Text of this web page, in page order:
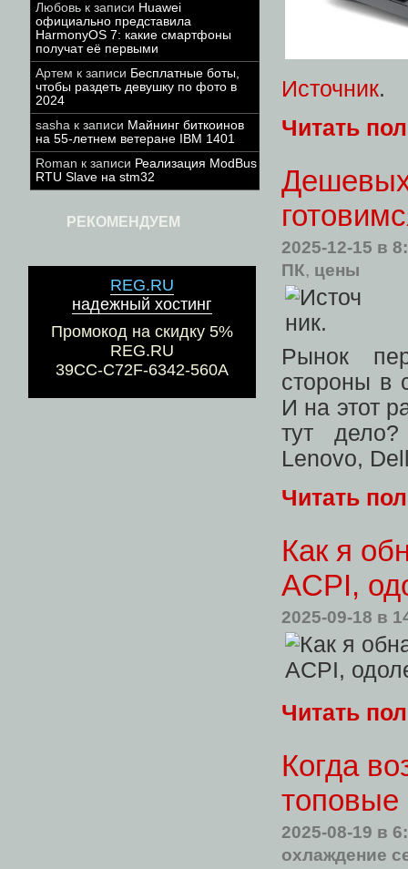
Любовь к записи Huawei
официально представила
HarmonyOS 7: какие смартфоны
получат её первыми
Артем к записи Бесплатные боты,
чтобы раздеть девушку по фото в
2024
sasha к записи Майнинг биткоинов
на 55-летнем ветеране IBM 1401
Roman к записи Реализация ModBus
RTU Slave на stm32
РЕКОМЕНДУЕМ
REG.RU
надежный хостинг
Промокод на скидку 5%
REG.RU
39CC-C72F-6342-560A
Источник.
Читать
2025-12-15 в
ПК, цены
Рынок
стороны в
И на этот
тут
Lenovo,
Читать
Как я
ACPI,
2025-09-18 в
Читать
Когда
топовые
2025-08-19 в
охлаждение